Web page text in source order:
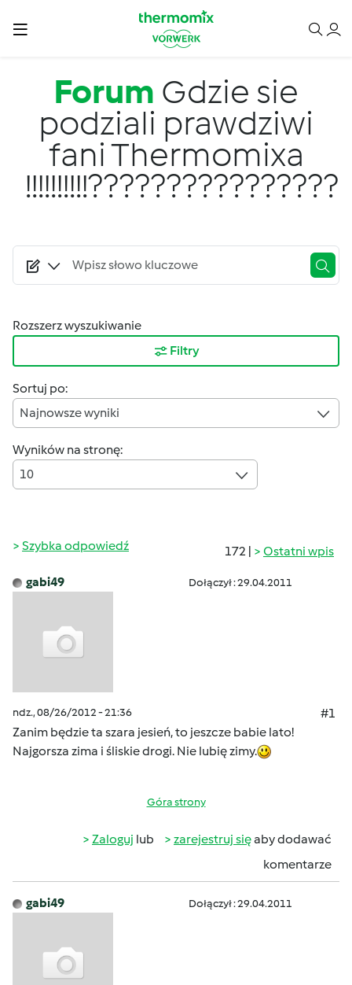
Forum Gdzie sie
podziali prawdziwi
fani Thermomixa
!!!!!!!!!!????????????????
Rozszerz wyszukiwanie
Filtry
Sortuj po:
Najnowsze wyniki
Wyników na stronę:
10
172 | Ostatni wpis
Szybka odpowiedź
gabi49 Dołączył : 29.04.2011
ndz., 08/26/2012 - 21:36
#1
Zanim będzie ta szara jesień, to jeszcze babie lato!
Najgorsza zima i śliskie drogi. Nie lubię zimy.
Góra strony
Zaloguj lub zarejestruj sięaby dodawać
komentarze
gabi49 Dołączył : 29.04.2011